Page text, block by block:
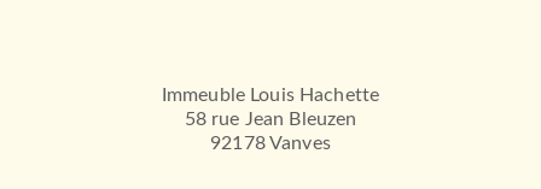
Immeuble Louis Hachette
58 rue Jean Bleuzen
92178 Vanves